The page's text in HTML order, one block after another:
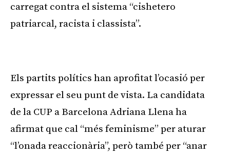
carregat contra el sistema “cishetero
patriarcal, racista i classista”.
Els partits polítics han aprofitat l’ocasió per
expressar el seu punt de vista. La candidata
de la CUP a Barcelona Adriana Llena ha
afirmat que cal “més feminisme” per aturar
“l’onada reaccionària”, però també per “anar